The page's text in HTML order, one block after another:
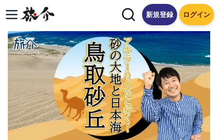
新規登録 ログイン